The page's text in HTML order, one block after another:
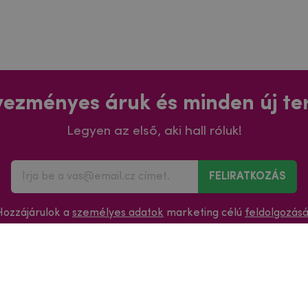
áruk és minden új
Legyen az első, aki hall róluk!
FELIRATKOZÁS
a személyes adatok marketing célú